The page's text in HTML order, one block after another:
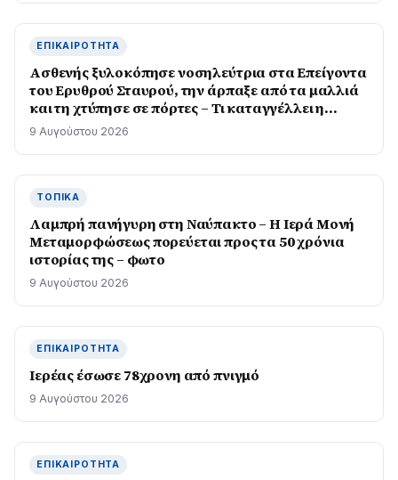
ΕΠΙΚΑΙΡΌΤΗΤΑ
Ασθενής ξυλοκόπησε νοσηλεύτρια στα Επείγοντα
του Ερυθρού Σταυρού, την άρπαξε από τα μαλλιά
και τη χτύπησε σε πόρτες – Τι καταγγέλλει η
ΠΟΕΔΗΝ
9 Αυγούστου 2026
ΤΟΠΙΚΆ
Λαμπρή πανήγυρη στη Ναύπακτο – Η Ιερά Μονή
Μεταμορφώσεως πορεύεται προς τα 50 χρόνια
ιστορίας της – φωτο
9 Αυγούστου 2026
ΕΠΙΚΑΙΡΌΤΗΤΑ
Ιερέας έσωσε 78χρονη από πνιγμό
9 Αυγούστου 2026
ΕΠΙΚΑΙΡΌΤΗΤΑ